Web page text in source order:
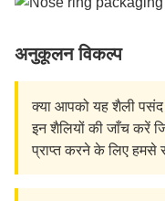
अनुकूलन विकल्प
क्या आपको यह शैली पसंद
इन शैलियों की जाँच करें
प्राप्त करने के लिए हमसे